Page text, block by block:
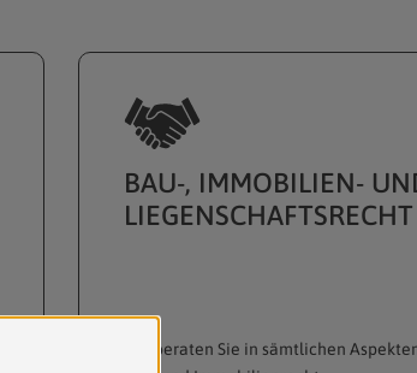
BAU-, IMMOBILIEN-
LIEGENSCHAFTSRECHT
Wir beraten Sie in sämtlichen